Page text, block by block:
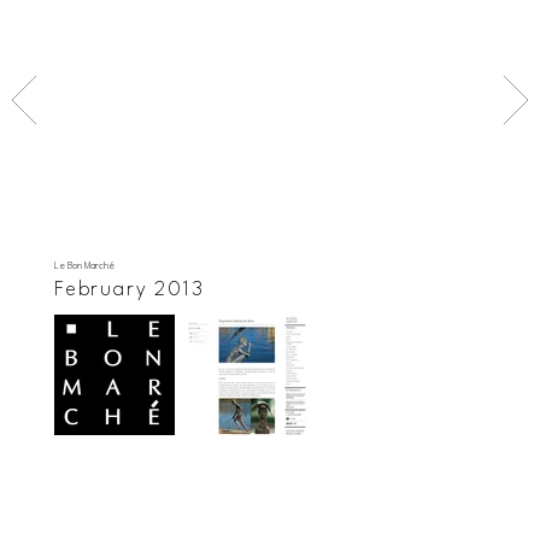
Le Bon Marché
February 2013